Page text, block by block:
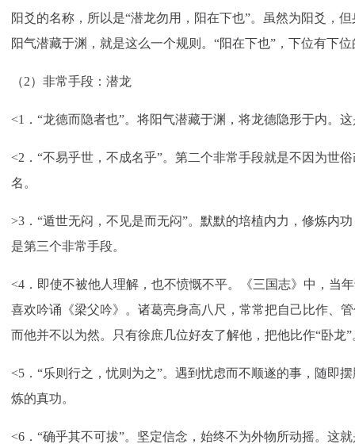
阳爻的名称，所以是“潜龙勿用，阳在下也”。虽然为阳爻，
阳气潜藏于渊，就是这么一个规则。“阳在下也”，下位有下
（2）非常手段：潜龙
<1．“龙德而隐者也”。将阳气潜藏于渊，将龙德隐形于内。
<2．“不易乎世，不成名乎”。第二个非常手段就是不因为世
名。
>3．“遁世无闷，不见是而无闷”。默默的培植内力，修炼内
是第三个非常手段。
<4．即使不被他人理解，也不愤慨不平。《三国志》中，当
喜欢吟诵《梁父吟》。诸葛亮身高八尺，常常把自己比作、
而他并不以为然。只有徐庶几位好友了解他，把他比作“卧龙
<5．“乐则行之，忧则为之”。遇到忧虑而不顺遂的事，随即
炼的真功。
<6．“确乎其不可拔”。坚定信念，始终不为外物所动摇。这